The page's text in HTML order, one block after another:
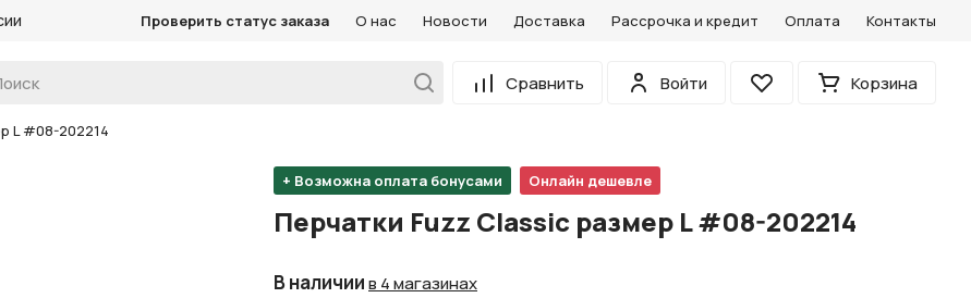
Проверить статус заказа О нас Новости Доставка Рассрочка и кредит Оплата Контакты
Сравнить
Войти
Избранное Корзина
L #08-202214
+ Возможна оплата бонусами Онлайн дешевле
Перчатки Fuzz Classic размер L #08-202214
В наличиив 4 магазинах